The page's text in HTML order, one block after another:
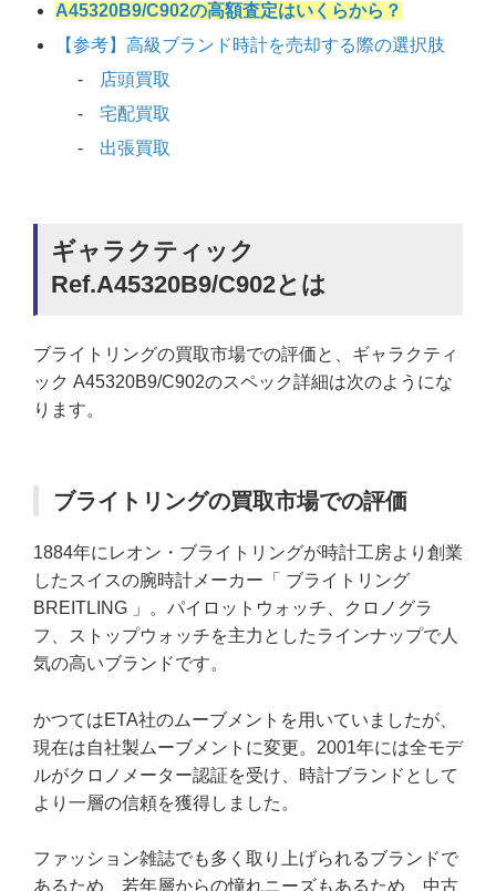
A45320B9/C902の高額査定はいくらから？
【参考】高級ブランド時計を売却する際の選択肢
店頭買取
宅配買取
出張買取
ギャラクティック
Ref.A45320B9/C902とは
ブライトリングの買取市場での評価と、ギャラクティ
ック A45320B9/C902のスペック詳細は次のようにな
ります。
ブライトリングの買取市場での評価
1884年にレオン・ブライトリングが時計工房より創業
したスイスの腕時計メーカー「 ブライトリング
BREITLING 」。パイロットウォッチ、クロノグラ
フ、ストップウォッチを主力としたラインナップで人
気の高いブランドです。
かつてはETA社のムーブメントを用いていましたが、
現在は自社製ムーブメントに変更。2001年には全モデ
ルがクロノメーター認証を受け、時計ブランドとして
より一層の信頼を獲得しました。
ファッション雑誌でも多く取り上げられるブランドで
あるため、若年層からの憧れニーズもあるため、中古